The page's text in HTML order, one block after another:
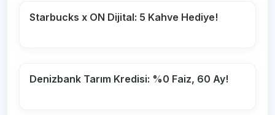
Starbucks x ON Dijital: 5 Kahve Hediye!
Denizbank Tarım Kredisi: %0 Faiz, 60 Ay!